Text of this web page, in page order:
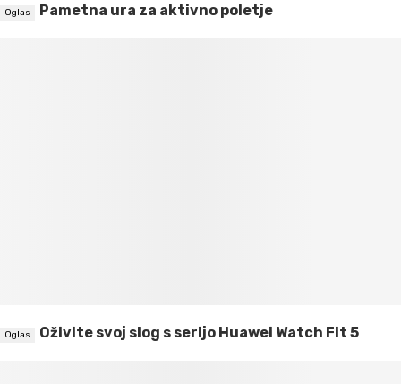
Pametna ura za aktivno poletje
Oživite svoj slog s serijo Huawei Watch Fit 5